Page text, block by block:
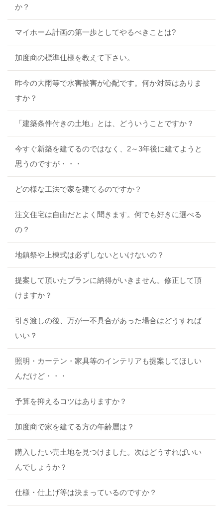
か？
マイホーム計画の第一歩としてやるべきことは?
加度商の標準仕様を教えて下さい。
昨今の大雨等で水害被害が心配です。何か対策はありま
すか？
「建築条件付きの土地」とは、どういうことですか？
今すぐ新築を建てるのではなく、2～3年後に建てようと
思うのですが・・・
どの様な工法で家を建てるのですか？
注文住宅は自由だとよく聞きます。何でも好きに選べる
の？
地鎮祭や上棟式は必ずしないといけないの？
提案して頂いたプランに納得がいきません。修正して頂
けますか？
引き渡しの後、万が一不具合があった場合はどうすれば
いい？
照明・カーテン・家具等のインテリアも提案してほしい
んだけど・・・
予算を抑えるコツはありますか？
加度商で家を建てる方の年齢層は？
購入したい売土地を見つけました。次はどうすればいい
んでしょうか？
仕様・仕上げ等は決まっているのですか？